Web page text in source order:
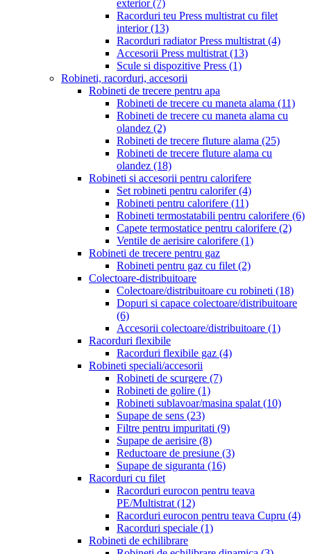
exterior(7)
Racorduri teu Press multistrat cu filet
interior(13)
Racorduri radiator Press multistrat (4)
Accesorii Press multistrat (13)
Scule si dispozitive Press (1)
Robineti, racorduri, accesorii
Robineti de trecere pentru apa
Robineti de trecere cu maneta alama (11)
Robineti de trecere cu maneta alama cu
olandez (2)
Robineti de trecere fluture alama (25)
Robineti de trecere fluture alama cu
olandez (18)
Robineti si accesorii pentru calorifere
Set robineti pentru calorifer(4)
Robineti pentru calorifere (11)
Robineti termostatabili pentru calorifere (6)
Capete termostatice pentru calorifere (2)
Ventile de aerisire calorifere (1)
Robineti de trecere pentru gaz
Robineti pentru gaz cu filet (2)
Colectoare-distribuitoare
Colectoare/distribuitoare cu robineti (18)
Dopuri si capace colectoare/distribuitoare
(6)
Accesorii colectoare/distribuitoare (1)
Racorduri flexibile
Racorduri flexibile gaz (4)
Robineti speciali/accesorii
Robineti de scurgere (7)
Robineti de golire (1)
Robineti sublavoar/masina spalat (10)
Supape de sens (23)
Filtre pentru impuritati (9)
Supape de aerisire (8)
Reductoare de presiune (3)
Supape de siguranta (16)
Racorduri cu filet
Racorduri eurocon pentru teava
PE/Multistrat (12)
Racorduri eurocon pentru teava Cupru (4)
Racorduri speciale (1)
Robineti de echilibrare